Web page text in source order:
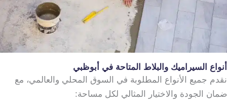
أنواع السيراميك والبلاط المتاحة في أبوظبي
نقدم جميع الأنواع المطلوبة في السوق المحلي والعالمي، مع
ضمان الجودة والاختيار المثالي لكل مساحة: